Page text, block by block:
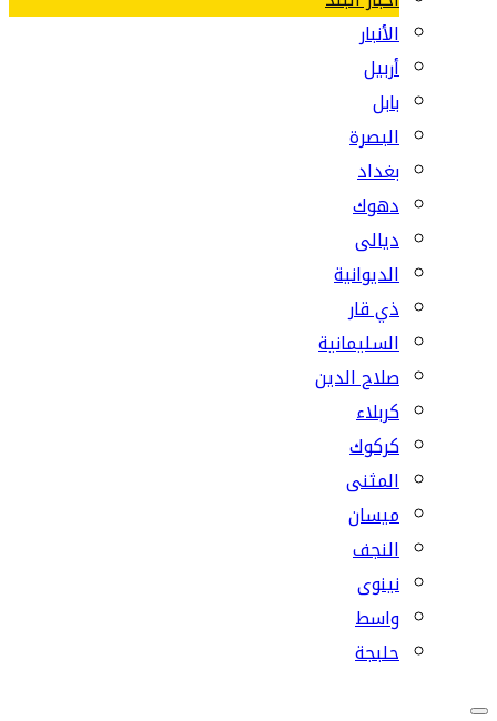
الأنبار
أربيل
بابل
البصرة
بغداد
دهوك
ديالى
الديوانية
ذي قار
السليمانية
صلاح الدين
كربلاء
كركوك
المثنى
ميسان
النجف
نينوى
واسط
حلبجة